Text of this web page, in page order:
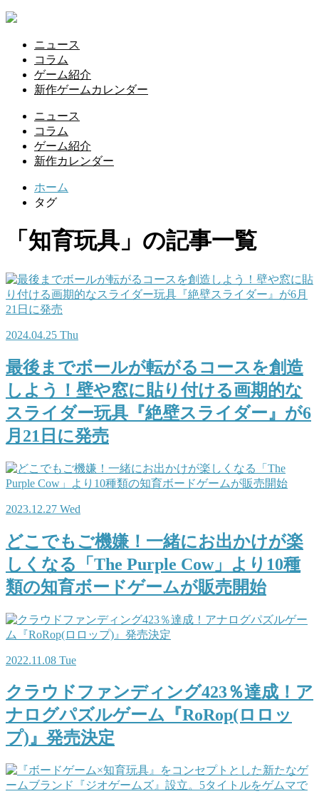
ニュース
コラム
ゲーム紹介
新作ゲームカレンダー
ニュース
コラム
ゲーム紹介
新作カレンダー
ホーム
タグ
「知育玩具」の記事一覧
2024.04.25 Thu
最後までボールが転がるコースを創造
しよう！壁や窓に貼り付ける画期的な
スライダー玩具『絶壁スライダー』が6
月21日に発売
2023.12.27 Wed
どこでもご機嫌！一緒にお出かけが楽
しくなる「The Purple Cow」より10種
類の知育ボードゲームが販売開始
2022.11.08 Tue
クラウドファンディング423％達成！ア
ナログパズルゲーム『RoRop(ロロッ
プ)』発売決定